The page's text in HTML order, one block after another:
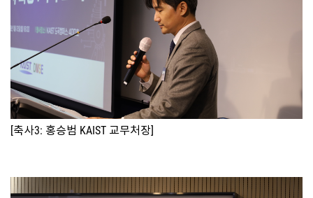
[축사3: 홍승범 KAIST 교무처장]